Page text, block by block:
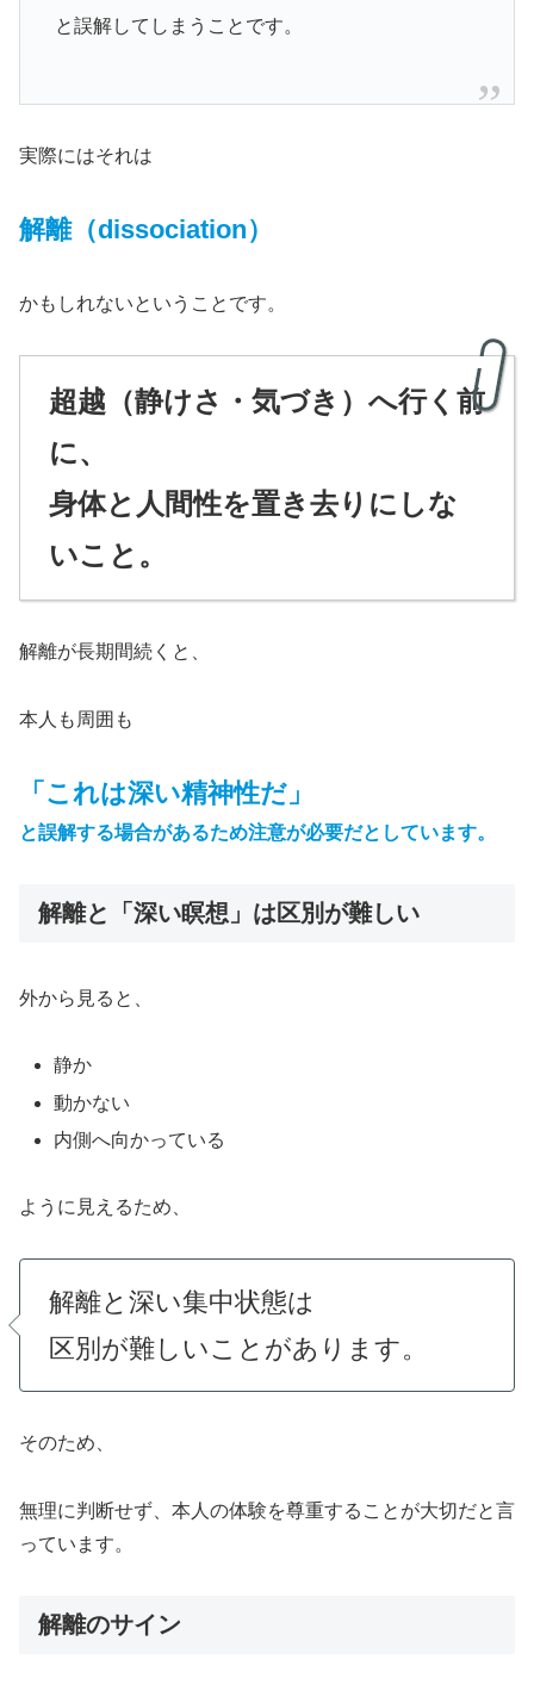
と誤解してしまうことです。
実際にはそれは
解離（dissociation）
かもしれないということです。
超越（静けさ・気づき）へ行く前
に、
身体と人間性を置き去りにしな
いこと。
解離が長期間続くと、
本人も周囲も
「これは深い精神性だ」
と誤解する場合があるため注意が必要だとしています。
解離と「深い瞑想」は区別が難しい
外から見ると、
静か
動かない
内側へ向かっている
ように見えるため、
解離と深い集中状態は
区別が難しいことがあります。
そのため、
無理に判断せず、本人の体験を尊重することが大切だと言
っています。
解離のサイン